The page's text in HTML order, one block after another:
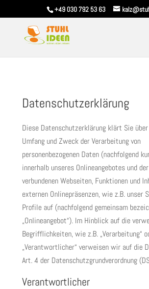
+49 030 792 53 63
Datenschutzerklärung
Diese Datenschutzerklärung klärt Sie
Umfang und Zweck der Verarbeitung von
personenbezogenen Daten (nachfolgend
innerhalb unseres Onlineangebotes und
verbundenen Webseiten, Funktionen und
externen Onlinepräsenzen, wie z.B. unser
Profile auf (nachfolgend gemeinsam
„Onlineangebot“). Im Hinblick auf die
Begrifflichkeiten, wie z.B. „Verarbeitung“
„Verantwortlicher“ verweisen wir auf die
Art. 4 der Datenschutzgrundverordnung
Verantwortlicher